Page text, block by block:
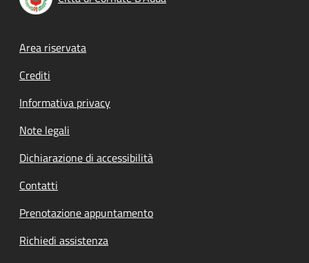
Footer menu
Area riservata
Crediti
Informativa privacy
Note legali
Dichiarazione di accessibilità
Contatti
Prenotazione appuntamento
Richiedi assistenza